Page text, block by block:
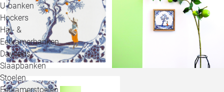
U-banken
Hockers
Hal- &
Eetkamerbanken
Daybeds
Slaapbanken
Stoelen
Eetkamerstoelen